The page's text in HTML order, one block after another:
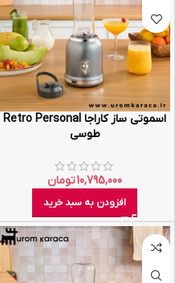
اسموتی ساز کاراجا Retro Personal
طوسی
10,795,000تومان
افزودن به سبد خرید